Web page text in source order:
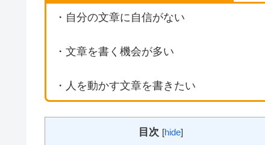
・自分の文章に自信がない
・文章を書く機会が多い
・人を動かす文章を書きたい
目次 [hide]